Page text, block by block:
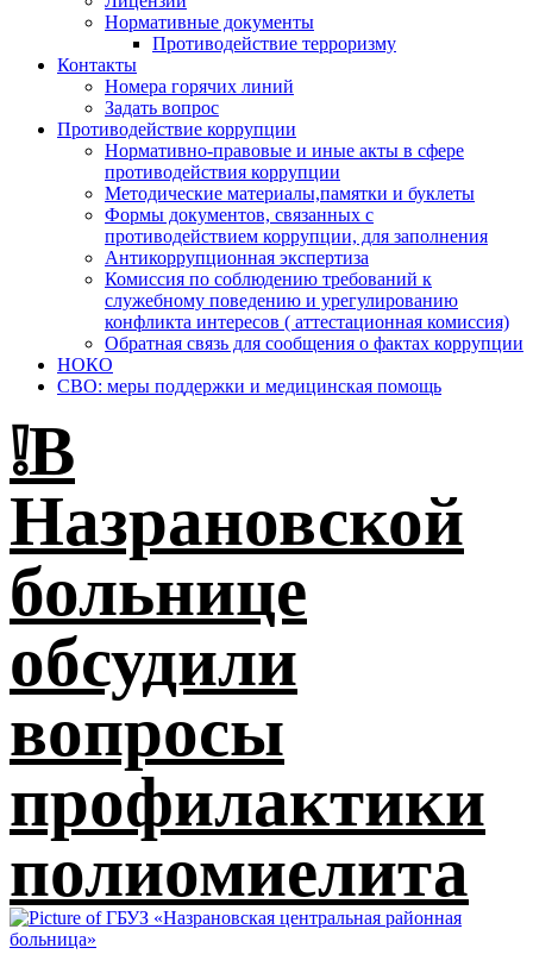
Нормативные документы
Противодействие терроризму
Контакты
Номера горячих линий
Задать вопрос
Противодействие коррупции
Нормативно-правовые и иные акты в сфере
противодействия коррупции
Методические материалы,памятки и буклеты
Формы документов, связанных с
противодействием коррупции, для заполнения
Антикоррупционная экспертиза
Комиссия по соблюдению требований к
служебному поведению и урегулированию
конфликта интересов ( аттестационная комиссия)
Обратная связь для сообщения о фактах коррупции
НОКО
СВО: меры поддержки и медицинская помощь
❕В
Назрановской
больнице
обсудили
вопросы
профилактики
полиомиелита